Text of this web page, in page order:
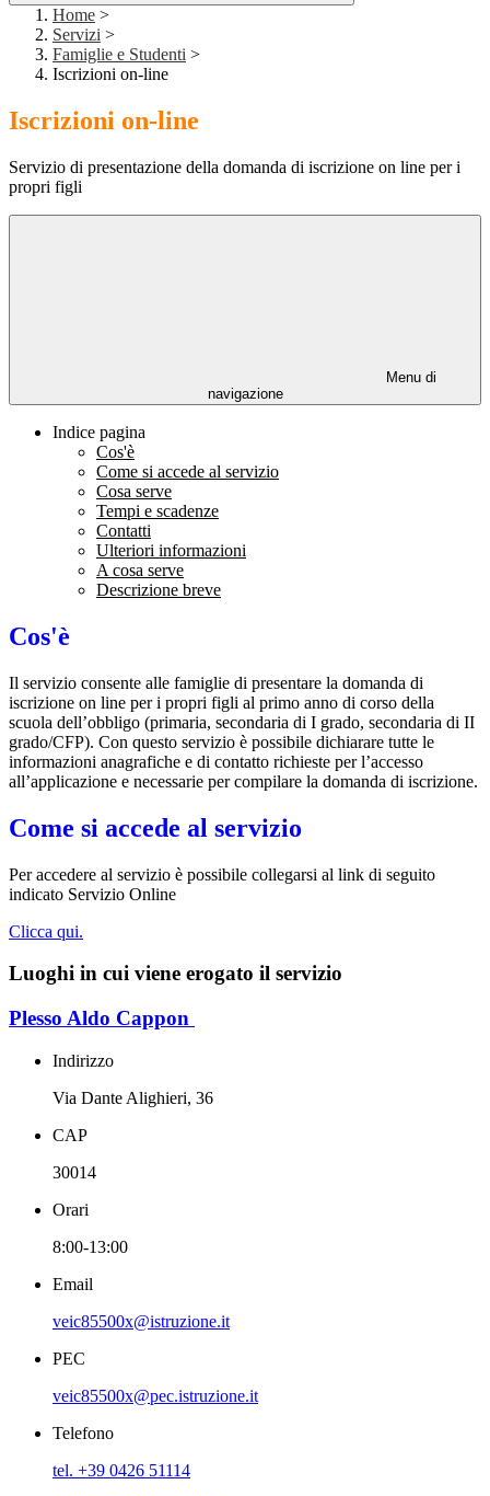
Home >
Servizi >
Famiglie e Studenti >
Iscrizioni on-line
Iscrizioni on-line
Servizio di presentazione della domanda di iscrizione on line per i
propri figli
Menu di
navigazione
Indice pagina
Cos'è
Come si accede al servizio
Cosa serve
Tempi e scadenze
Contatti
Ulteriori informazioni
A cosa serve
Descrizione breve
Cos'è
Il servizio consente alle famiglie di presentare la domanda di
iscrizione on line per i propri figli al primo anno di corso della
scuola dell’obbligo (primaria, secondaria di I grado, secondaria di II
grado/CFP). Con questo servizio è possibile dichiarare tutte le
informazioni anagrafiche e di contatto richieste per l’accesso
all’applicazione e necessarie per compilare la domanda di iscrizione.
Come si accede al servizio
Per accedere al servizio è possibile collegarsi al link di seguito
indicato Servizio Online
Clicca qui.
Luoghi in cui viene erogato il servizio
Plesso Aldo Cappon
Indirizzo
Via Dante Alighieri, 36
CAP
30014
Orari
8:00-13:00
Email
veic85500x@istruzione.it
PEC
veic85500x@pec.istruzione.it
Telefono
tel. +39 0426 51114